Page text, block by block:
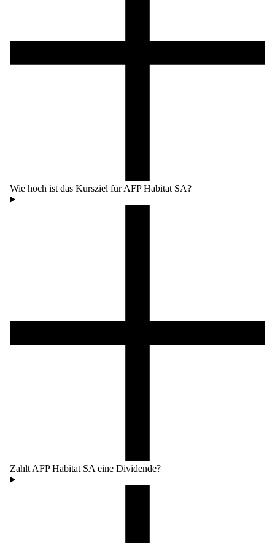
Wie hoch ist das Kursziel für AFP Habitat SA?
Zahlt AFP Habitat SA eine Dividende?